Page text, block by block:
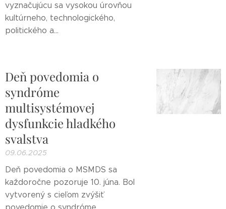
vyznačujúcu sa vysokou úrovňou
kultúrneho, technologického,
politického a...
Deň povedomia o
syndróme
multisystémovej
dysfunkcie hladkého
svalstva
09.06.2025
Deň povedomia o MSMDS sa
každoročne pozoruje 10. júna. Bol
vytvorený s cieľom zvýšiť